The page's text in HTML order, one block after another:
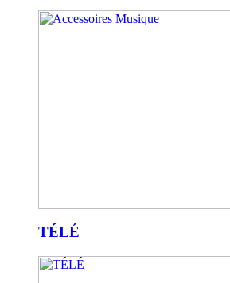
TÉLÉ